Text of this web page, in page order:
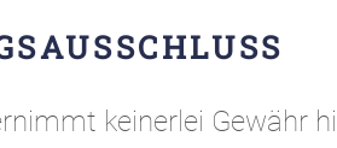
keinerlei Gewähr